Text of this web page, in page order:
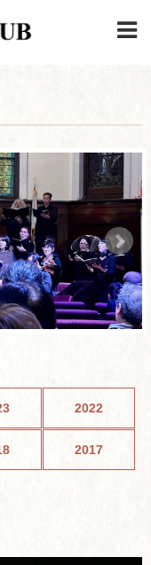
2022
2017
連絡先・駐車場
ちら
›